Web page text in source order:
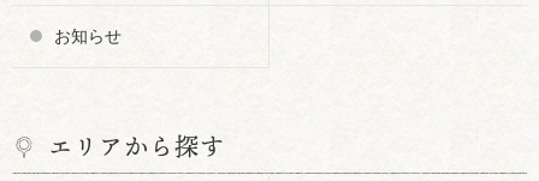
お知らせ
エリアから探す